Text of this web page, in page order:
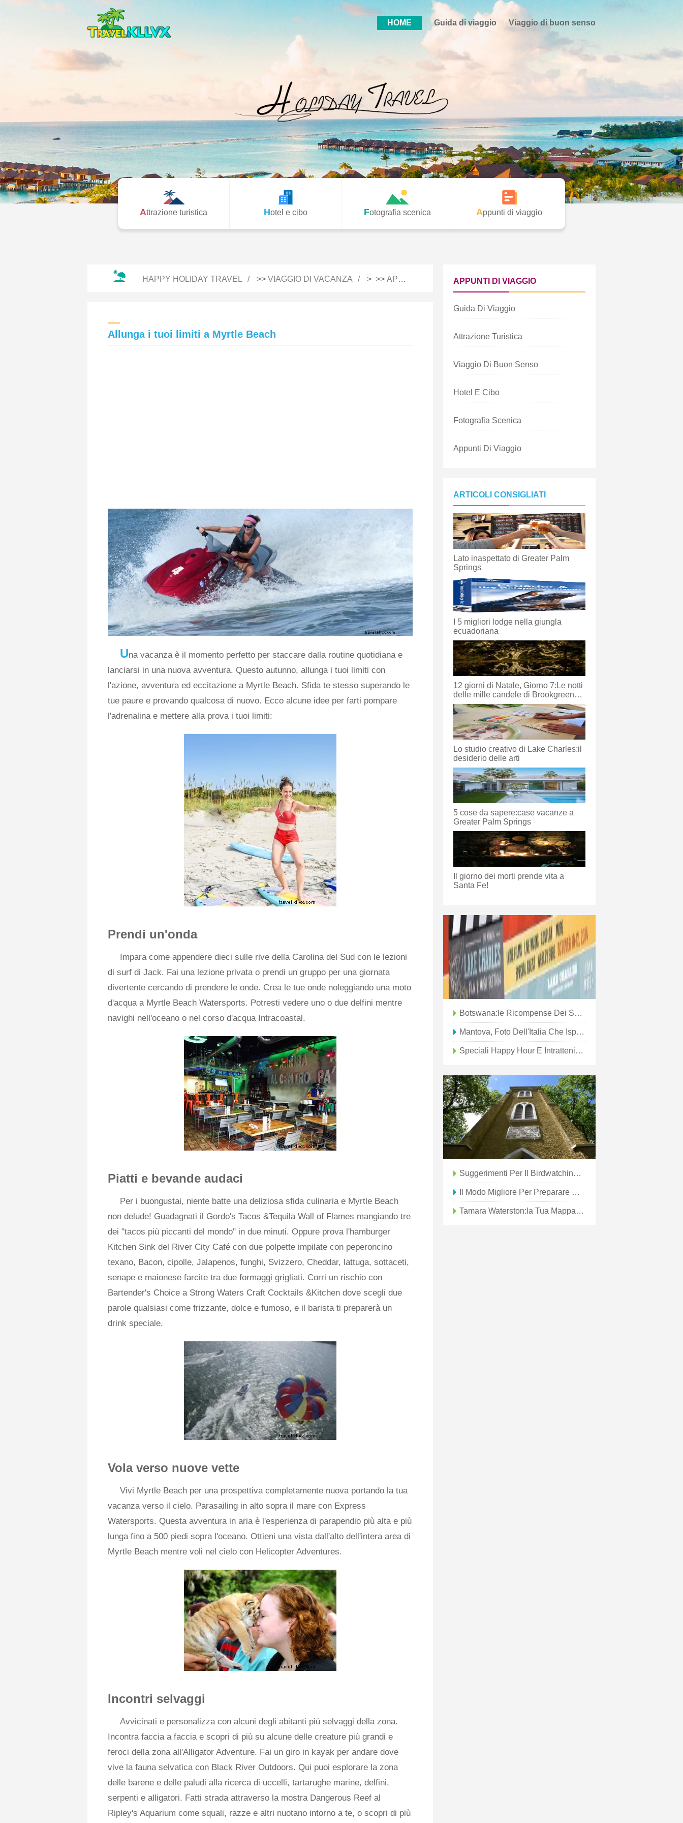
HOME Guida di viaggio Viaggio di buon senso
Attrazione turistica Hotel e cibo Fotografia scenica Appunti di viaggio
HAPPY HOLIDAY TRAVEL >> VIAGGIO DI VACANZA > >> APPUNTI DI VIAGGIO
Allunga i tuoi limiti a Myrtle Beach
Una vacanza è il momento perfetto per staccare dalla routine quotidiana e
lanciarsi in una nuova avventura. Questo autunno, allunga i tuoi limiti con
l'azione, avventura ed eccitazione a Myrtle Beach. Sfida te stesso superando le
tue paure e provando qualcosa di nuovo. Ecco alcune idee per farti pompare
l'adrenalina e mettere alla prova i tuoi limiti:
Prendi un'onda
Impara come appendere dieci sulle rive della Carolina del Sud con le lezioni
di surf di Jack. Fai una lezione privata o prendi un gruppo per una giornata
divertente cercando di prendere le onde. Crea le tue onde noleggiando una moto
d'acqua a Myrtle Beach Watersports. Potresti vedere uno o due delfini mentre
navighi nell'oceano o nel corso d'acqua Intracoastal.
Piatti e bevande audaci
Per i buongustai, niente batte una deliziosa sfida culinaria e Myrtle Beach
non delude! Guadagnati il ​​Gordo's Tacos &Tequila Wall of Flames mangiando tre
dei "tacos più piccanti del mondo" in due minuti. Oppure prova l'hamburger
Kitchen Sink del River City Café con due polpette impilate con peperoncino
texano, Bacon, cipolle, Jalapenos, funghi, Svizzero, Cheddar, lattuga, sottaceti,
senape e maionese farcite tra due formaggi grigliati. Corri un rischio con
Bartender's Choice a Strong Waters Craft Cocktails &Kitchen dove scegli due
parole qualsiasi come frizzante, dolce e fumoso, e il barista ti preparerà un
drink speciale.
Vola verso nuove vette
Vivi Myrtle Beach per una prospettiva completamente nuova portando la tua
vacanza verso il cielo. Parasailing in alto sopra il mare con Express
Watersports. Questa avventura in aria è l'esperienza di parapendio più alta e più
lunga fino a 500 piedi sopra l'oceano. Ottieni una vista dall'alto dell'intera area di
Myrtle Beach mentre voli nel cielo con Helicopter Adventures.
Incontri selvaggi
Avvicinati e personalizza con alcuni degli abitanti più selvaggi della zona.
Incontra faccia a faccia e scopri di più su alcune delle creature più grandi e
feroci della zona all'Alligator Adventure. Fai un giro in kayak per andare dove
vive la fauna selvatica con Black River Outdoors. Qui puoi esplorare la zona
delle barene e delle paludi alla ricerca di uccelli, tartarughe marine, delfini,
serpenti e alligatori. Fatti strada attraverso la mostra Dangerous Reef al
Ripley's Aquarium come squali, razze e altri nuotano intorno a te, o scopri di più
APPUNTI DI VIAGGIO
Guida Di Viaggio
Attrazione Turistica
Viaggio Di Buon Senso
Hotel E Cibo
Fotografia Scenica
Appunti Di Viaggio
ARTICOLI CONSIGLIATI
Lato inaspettato di Greater Palm
Springs
I 5 migliori lodge nella giungla
ecuadoriana
12 giorni di Natale, Giorno 7:Le notti
delle mille candele di Brookgreen
Garden
Lo studio creativo di Lake Charles:il
desiderio delle arti
5 cose da sapere:case vacanze a
Greater Palm Springs
Il giorno dei morti prende vita a
Santa Fe!
Botswana:le Ricompense Dei Safari Self-Drive
Mantova, Foto Dell'Italia Che Ispireranno La Tua Prossima Visita
Speciali Happy Hour E Intrattenimento Regolare
Suggerimenti Per Il Birdwatching Sulle Rive Esterne
Il Modo Migliore Per Preparare Una Borsa Da Spiaggia
Tamara Waterston:la Tua Mappa Della Strada Del Vino Della Contea Di Santa Rosa/Sonoma